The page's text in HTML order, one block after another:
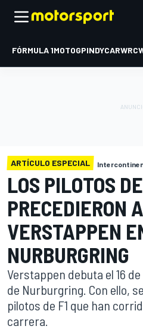
FÓRMULA 1MOTOGPINDYCARWRC
ARTÍCULO ESPECIAL
LOS PILOTOS
PRECEDIERON A
VERSTAPPEN
NURBURGRING
Verstappen debuta el 16
de Nurburgring. Con ello,
pilotos de F1 que han
carrera.